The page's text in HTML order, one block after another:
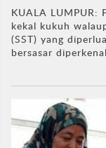
KUALA LUMPUR:
kekal kukuh
(SST) yang
bersasar